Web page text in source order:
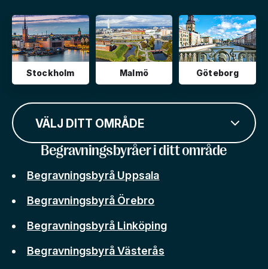
Stockholm Malmö Göteborg
VÄLJ DITT OMRÅDE
Begravningsbyråer i ditt område
Begravningsbyrå Uppsala
Begravningsbyrå Örebro
Begravningsbyrå Linköping
Begravningsbyrå Västerås